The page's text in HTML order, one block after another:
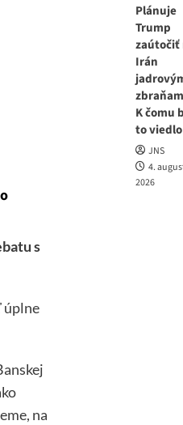
s
úplne
na
Plánuje
Trump
zaútočiť
Irán
K čomu
to viedlo
JNS
4.
2026